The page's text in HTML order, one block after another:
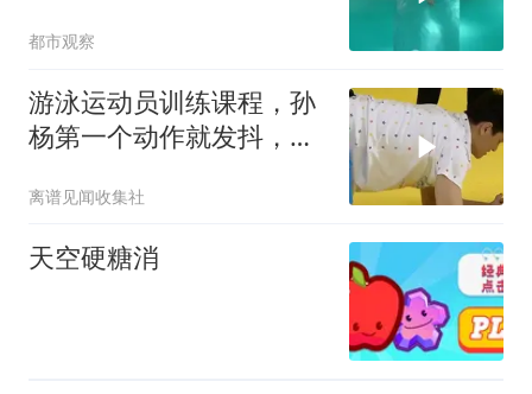
了
都市观察
游泳运动员训练课程，孙
杨第一个动作就发抖，可
离谱见闻收集社
天空硬糖消